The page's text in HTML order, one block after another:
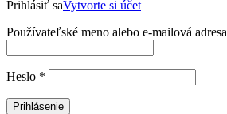
Prihlásiť saVytvorte si účet
Používateľské meno alebo e-mailová adresa
Heslo *
Prihlásenie